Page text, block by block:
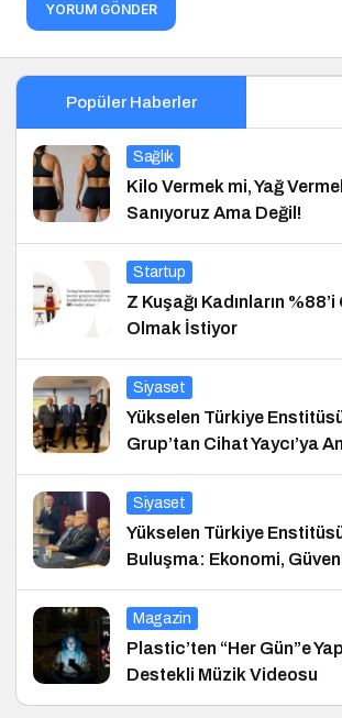
YORUM GÖNDER
Popüler Haberler
Sağlık
Kilo Vermek mi, Yağ
Sanıyoruz Ama Değil!
Startup
Z Kuşağı Kadınların
Olmak İstiyor
Siyaset
Yükselen Türkiye
Grup’tan Cihat Yaycı’ya
Siyaset
Yükselen Türkiye
Buluşma: Ekonomi,
ve Hukuk Konferansı
Magazin
Plastic’ten “Her Gün”e
Destekli Müzik Videosu